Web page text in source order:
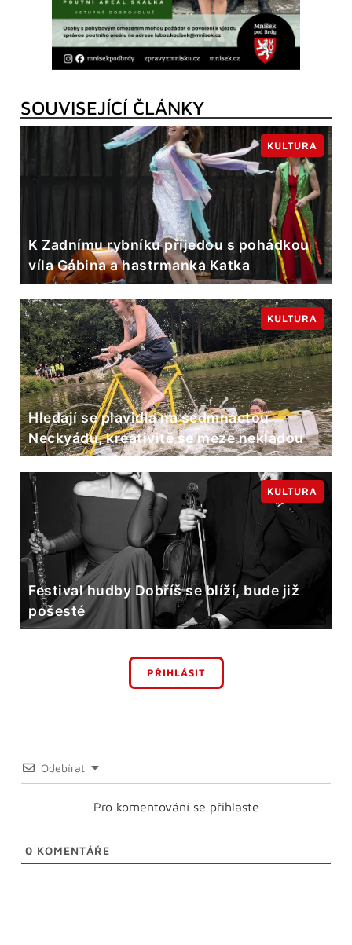
SOUVISEJÍCÍ ČLÁNKY
K Zadnímu rybníku přijedou s pohádkou
víla Gábina a hastrmanka Katka
KULTURA
Hledají se plavidla na sedmnáctou
Neckyádu, kreativitě se meze nekladou
KULTURA
Festival hudby Dobříš se blíží, bude již
pošesté
KULTURA
PŘIHLÁSIT
Odebírat
Pro komentování se přihlaste
0 KOMENTÁŘE